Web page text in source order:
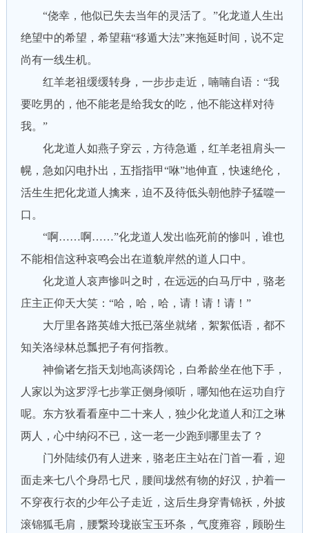
“侥幸，他似已失去当年的灵活了。”化龙道人生出
绝望中的希望，希望藉“移遁大法”来拖延时间，说不定
尚有一线生机。
红羊老祖缓缓转身，一步步走近，喃喃自语：“我
要吃男的，他不能老是给我女的吃，他不能这样对待
我。”
化龙道人如燕子穿云，方待急遁，红羊老祖肩头一
幌，急如闪电扑出，五指指甲“咻”地伸直，快速绝伦，
活生生把化龙道人擒来，迫不及待低头朝他脖子猛噬一
口。
“啊……啊……”化龙道人发出临死前的惨叫，谁也
不能相信这种哀鸣会出在道貌岸然的道人口中。
化龙道人哀声惨叫之时，在远远的白马厅中，骆老
庄主正仰天大笑：“哈，哈，哈，请！请！请！”
大厅里各路英雄大抵已落坐就绪，絮絮低语，都不
知关洛绿林总瓢把子有何指教。
神偷诸乞指天划地高谈阔论，白希龄坐在他下手，
人家以为这罗浮七步掌正侧身倾听，哪知他在运功自疗
呢。东方狄看看座中二十来人，独少化龙道人和江之琳
两人，心中纳闷不已，这一老一少跑到哪里去了？
门外陆续仍有人进来，骆老庄主站在门首一看，迎
面走来七八个身昂七尺，腰间垅然有物的好汉，护着一
不穿夜行衣的少年公子走近，这后生身穿青锦袄，外披
滚锦狐毛肩，腰繋玲珑嵌宝玉环条，气度雍容，顾盼生